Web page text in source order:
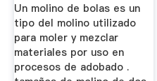
Un molino de bolas es un
tipo del molino utilizado
para moler y mezclar
materiales por uso en
procesos de adobado .